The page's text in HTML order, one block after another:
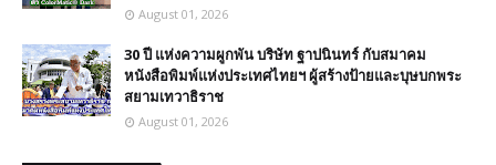
August 01, 2026
30 ปี​ แห่งความผูกพัน บริษัท ฐาปนินทร์ กับสมาคม
หนังสือพิมพ์แห่งประเทศไทยฯ ผู้สร้างป้ายและบุษบกพระ
สยามเทวาธิราช
August 01, 2026